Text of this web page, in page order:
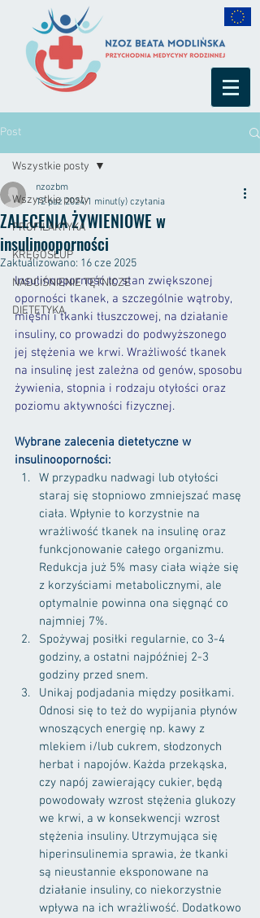
Post
Wszystkie posty
PROFILAKTYKA
KRĘGOSŁUP
NADCIŚNIENIE TĘTNICZE
DIETETYKA
Wszystkie posty
ZALECENIA ŻYWIENIOWE w
insulinooporności
nzozbm
12 paź 2024 1 minut(y) czytania
Zaktualizowano: 16 cze 2025
Insulinooporność to stan zwiększonej
oporności tkanek, a szczególnie wątroby,
mięśni i tkanki tłuszczowej, na działanie
insuliny, co prowadzi do podwyższonego
jej stężenia we krwi. Wrażliwość tkanek
na insulinę jest zależna od genów, sposobu
żywienia, stopnia i rodzaju otyłości oraz
poziomu aktywności fizycznej.
Wybrane zalecenia dietetyczne w
insulinooporności:
W przypadku nadwagi lub otyłości
staraj się stopniowo zmniejszać masę
ciała. Wpłynie to korzystnie na
wrażliwość tkanek na insulinę oraz
funkcjonowanie całego organizmu.
Redukcja już 5% masy ciała wiąże się
z korzyściami metabolicznymi, ale
optymalnie powinna ona sięgnąć co
najmniej 7%.
Spożywaj posiłki regularnie, co 3-4
godziny, a ostatni najpóźniej 2-3
godziny przed snem.
Unikaj podjadania między posiłkami.
Odnosi się to też do wypijania płynów
wnoszących energię np. kawy z
mlekiem i/lub cukrem, słodzonych
herbat i napojów. Każda przekąska,
czy napój zawierający cukier, będą
powodowały wzrost stężenia glukozy
we krwi, a w konsekwencji wzrost
stężenia insuliny. Utrzymująca się
hiperinsulinemia sprawia, że tkanki
są nieustannie eksponowane na
działanie insuliny, co niekorzystnie
wpływa na ich wrażliwość. Dodatkowo